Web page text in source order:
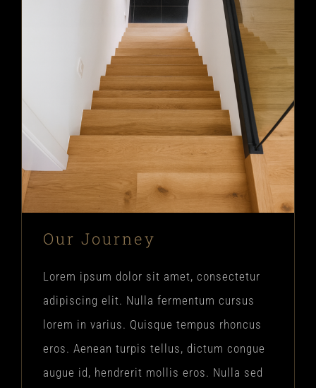
Intake formulier
Our Journey
Lorem ipsum dolor sit amet, consectetur
adipiscing elit. Nulla fermentum cursus
lorem in varius. Quisque tempus rhoncus
eros. Aenean turpis tellus, dictum congue
augue id, hendrerit mollis eros. Nulla sed